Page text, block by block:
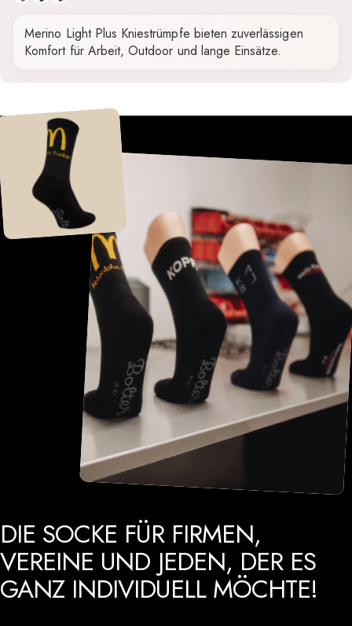
Merino Light Plus Kniestrümpfe bieten zuverlässigen
Komfort für Arbeit, Outdoor und lange Einsätze.
DIE SOCKE FÜR FIRMEN,
VEREINE UND JEDEN, DER ES
GANZ INDIVIDUELL MÖCHTE!